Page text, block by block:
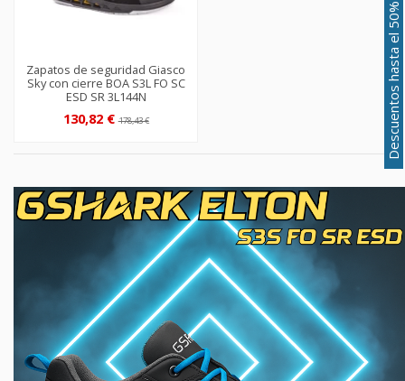
Zapatos de seguridad Giasco
Sky con cierre BOA S3L FO SC
ESD SR 3L144N
130,82 €178,43 € Descuentos hasta el 50%